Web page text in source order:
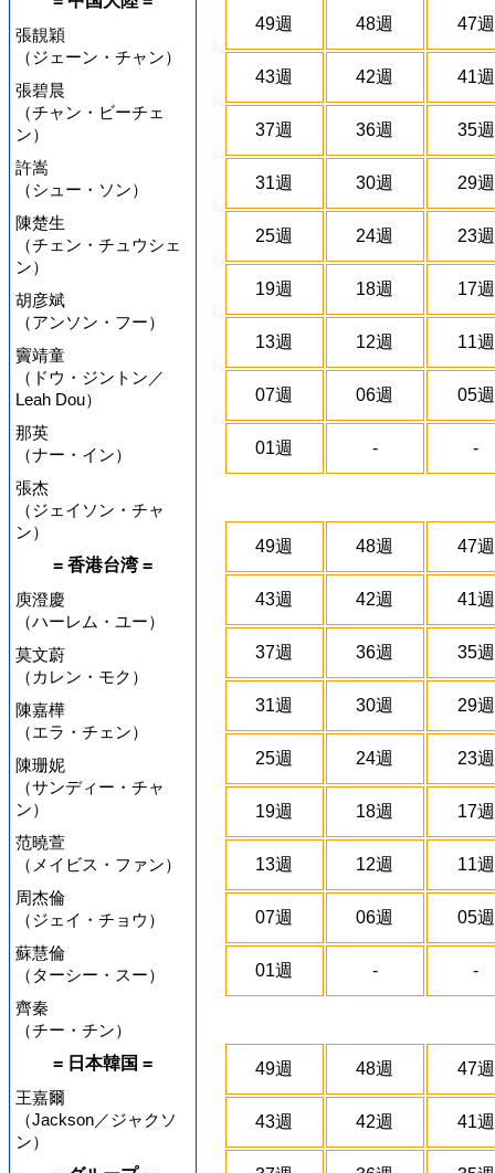
張靚穎
（ジェーン・チャン）
張碧晨
（チャン・ビーチェ
ン）
許嵩
（シュー・ソン）
陳楚生
（チェン・チュウシェ
ン）
胡彦斌
（アンソン・フー）
竇靖童
（ドウ・ジントン／
Leah Dou）
那英
（ナー・イン）
張杰
（ジェイソン・チャ
ン）
= 香港台湾 =
庾澄慶
（ハーレム・ユー）
莫文蔚
（カレン・モク）
陳嘉樺
（エラ・チェン）
陳珊妮
（サンディー・チャ
ン）
范曉萱
（メイビス・ファン）
周杰倫
（ジェイ・チョウ）
蘇慧倫
（ターシー・スー）
齊秦
（チー・チン）
= 日本韓国 =
王嘉爾
（Jackson／ジャクソ
ン）
49週 48週 47週
43週 42週 41週
37週 36週 35週
31週 30週 29週
25週 24週 23週
19週 18週 17週
13週 12週 11週
07週 06週 05週
01週 - -
49週 48週 47週
43週 42週 41週
37週 36週 35週
31週 30週 29週
25週 24週 23週
19週 18週 17週
13週 12週 11週
07週 06週 05週
01週 - -
49週 48週 47週
43週 42週 41週